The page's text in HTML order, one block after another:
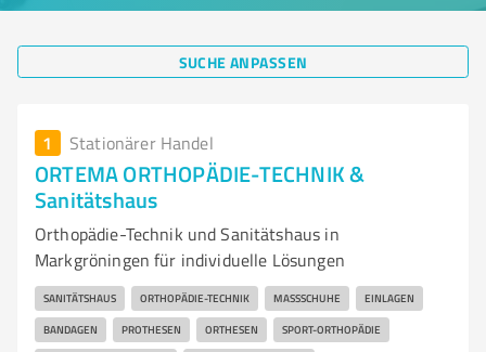
SUCHE ANPASSEN
1 Stationärer Handel
ORTEMA ORTHOPÄDIE-TECHNIK &
Sanitätshaus
Orthopädie-Technik und Sanitätshaus in
Markgröningen für individuelle Lösungen
SANITÄTSHAUS ORTHOPÄDIE-TECHNIK MASSSCHUHE EINLAGEN
BANDAGEN PROTHESEN ORTHESEN SPORT-ORTHOPÄDIE